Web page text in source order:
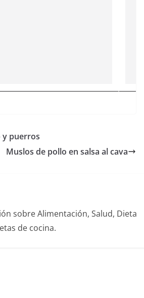
y puerros
Muslos de pollo en salsa al cava
sobre Alimentación, Salud, Dieta
de cocina.